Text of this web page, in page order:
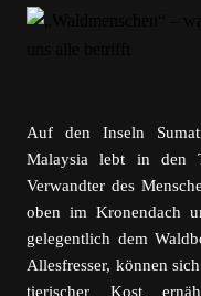
Auf den Inseln
Malaysia lebt in den
Verwandter des
oben im Kronendach
gelegentlich dem
Allesfresser, können
tierischer Kost